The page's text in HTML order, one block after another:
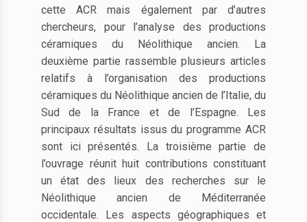
cette ACR mais également par d’autres
chercheurs, pour l’analyse des productions
céramiques du Néolithique ancien. La
deuxième partie rassemble plusieurs articles
relatifs à l’organisation des productions
céramiques du Néolithique ancien de l’Italie, du
Sud de la France et de l’Espagne. Les
principaux résultats issus du programme ACR
sont ici présentés. La troisième partie de
l’ouvrage réunit huit contributions constituant
un état des lieux des recherches sur le
Néolithique ancien de Méditerranée
occidentale. Les aspects géographiques et